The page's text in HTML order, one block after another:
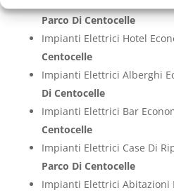
Parco Di Centocelle
Impianti Elettrici Hotel
Centocelle
Impianti Elettrici Alberghi
Di Centocelle
Impianti Elettrici Bar
Centocelle
Impianti Elettrici Case Di
Parco Di Centocelle
Impianti Elettrici Abitazioni